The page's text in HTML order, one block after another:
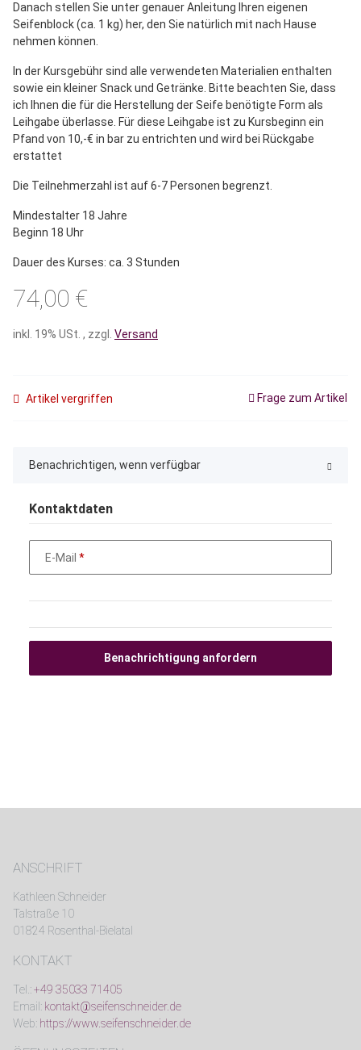
Danach stellen Sie unter genauer Anleitung Ihren eigenen
Seifenblock (ca. 1 kg) her, den Sie natürlich mit nach Hause
nehmen können.
In der Kursgebühr sind alle verwendeten Materialien enthalten
sowie ein kleiner Snack und Getränke. Bitte beachten Sie, dass
ich Ihnen die für die Herstellung der Seife benötigte Form als
Leihgabe überlasse. Für diese Leihgabe ist zu Kursbeginn ein
Pfand von 10,-€ in bar zu entrichten und wird bei Rückgabe
erstattet
Die Teilnehmerzahl ist auf 6-7 Personen begrenzt.
Mindestalter 18 Jahre
Beginn 18 Uhr
Dauer des Kurses: ca. 3 Stunden
74,00 €
inkl. 19% USt. , zzgl. Versand
Artikel vergriffen Frage zum Artikel
Benachrichtigen, wenn verfügbar
Kontaktdaten
E-Mail
Benachrichtigung anfordern
ANSCHRIFT
Kathleen Schneider
Talstraße 10
01824 Rosenthal-Bielatal
KONTAKT
Tel.:+49 35033 71405
Email: kontakt@seifenschneider.de
Web: https://www.seifenschneider.de